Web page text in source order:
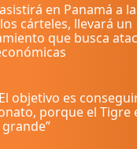
en Panamá a
cárteles, llevará un
que busca
objetivo es
porque el Tigre